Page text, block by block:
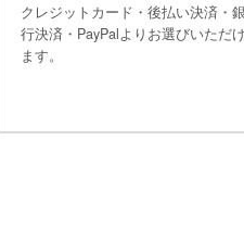
クレジットカード・後払い決済・銀
行決済・PayPalよりお選びいただけ
ます。